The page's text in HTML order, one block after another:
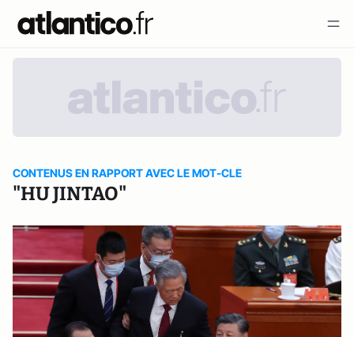
CONTENUS EN RAPPORT AVEC LE MOT-CLE
"HU JINTAO"